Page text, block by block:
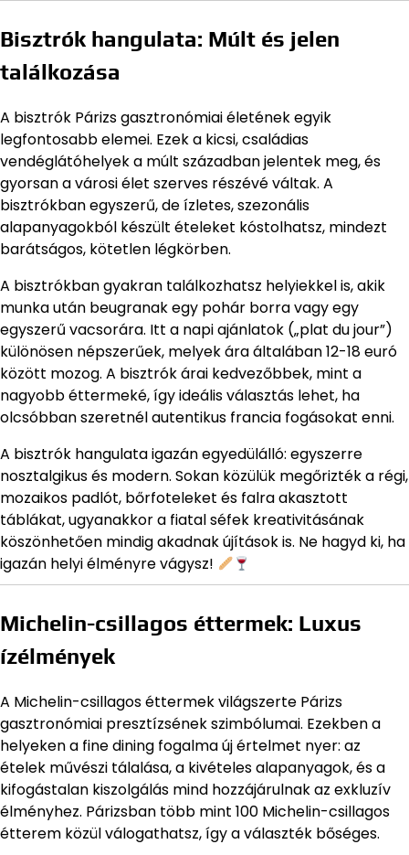
Bisztrók hangulata: Múlt és jelen
találkozása
A bisztrók Párizs gasztronómiai életének egyik
legfontosabb elemei. Ezek a kicsi, családias
vendéglátóhelyek a múlt században jelentek meg, és
gyorsan a városi élet szerves részévé váltak. A
bisztrókban egyszerű, de ízletes, szezonális
alapanyagokból készült ételeket kóstolhatsz, mindezt
barátságos, kötetlen légkörben.
A bisztrókban gyakran találkozhatsz helyiekkel is, akik
munka után beugranak egy pohár borra vagy egy
egyszerű vacsorára. Itt a napi ajánlatok („plat du jour”)
különösen népszerűek, melyek ára általában 12-18 euró
között mozog. A bisztrók árai kedvezőbbek, mint a
nagyobb éttermeké, így ideális választás lehet, ha
olcsóbban szeretnél autentikus francia fogásokat enni.
A bisztrók hangulata igazán egyedülálló: egyszerre
nosztalgikus és modern. Sokan közülük megőrizték a régi,
mozaikos padlót, bőrfoteleket és falra akasztott
táblákat, ugyanakkor a fiatal séfek kreativitásának
köszönhetően mindig akadnak újítások is. Ne hagyd ki, ha
igazán helyi élményre vágysz!
Michelin-csillagos éttermek: Luxus
ízélmények
A Michelin-csillagos éttermek világszerte Párizs
gasztronómiai presztízsének szimbólumai. Ezekben a
helyeken a fine dining fogalma új értelmet nyer: az
ételek művészi tálalása, a kivételes alapanyagok, és a
kifogástalan kiszolgálás mind hozzájárulnak az exkluzív
élményhez. Párizsban több mint 100 Michelin-csillagos
étterem közül válogathatsz, így a választék bőséges.